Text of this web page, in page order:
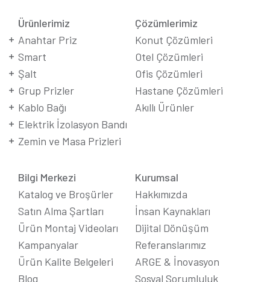
Ürünlerimiz
Anahtar Priz
Smart
Şalt
Grup Prizler
Kablo Bağı
Elektrik İzolasyon Bandı
Zemin ve Masa Prizleri
Çözümlerimiz
Konut Çözümleri
Otel Çözümleri
Ofis Çözümleri
Hastane Çözümleri
Akıllı Ürünler
Bilgi Merkezi
Katalog ve Broşürler
Satın Alma Şartları
Ürün Montaj Videoları
Kampanyalar
Ürün Kalite Belgeleri
Blog
Kurumsal
Hakkımızda
İnsan Kaynakları
Dijital Dönüşüm
Referanslarımız
ARGE & İnovasyon
Sosyal Sorumluluk